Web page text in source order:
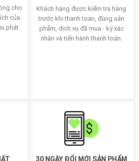
cho
của
phát
Khách hàng được kiểm tra hàng
trước khi thanh toán, đúng sản
phẩm, dịch vụ đã mua - ký xác
nhận và tiến hành thanh toán.
30 NGÀY ĐỔI MỚI SẢN PHẨM